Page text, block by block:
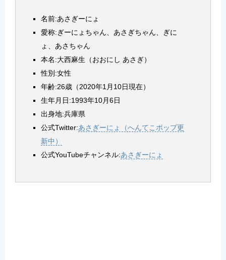
名前:あさぎーにょ
愛称:ぎーにょちゃん、あさぎちゃん、ぎに
ょ、あさちゃん
本名:大西麻生（おおにし あさぎ）
性別:女性
年齢:26歳（2020年1月10日現在）
生年月日:1993年10月6日
出身地:兵庫県
公式Twitter:あさぎーにょ（へんてこポップ更
新中）
公式YouTubeチャンネル:あさぎーにょ